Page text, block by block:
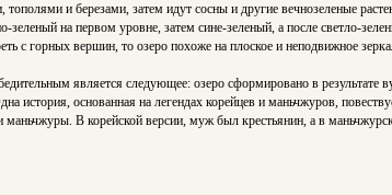
и березами, затем идут сосны и другие вечнозеленые
на первом уровне, затем сине-зеленый, а после светло-
с горных вершин, то озеро похоже на плоское и неподвижное
является следующее: озеро сформировано в результате
история, основанная на легендах корейцев и маньчжуров,
В корейской версии, муж был крестьянин, а в